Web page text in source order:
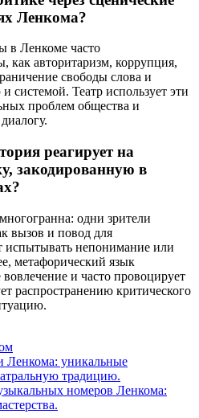
Ленкома?
в Ленкоме часто
как авторитаризм, коррупция,
свободы слова и
системой. Театр использует эти
проблем общества и
реагирует на
закодированную в
одни зрители
вызов и повод для
испытывать непонимание или
метафорический язык
вовлечение и часто провоцирует
распространению критического
Ленкома: уникальные
традицию.
номеров Ленкома: